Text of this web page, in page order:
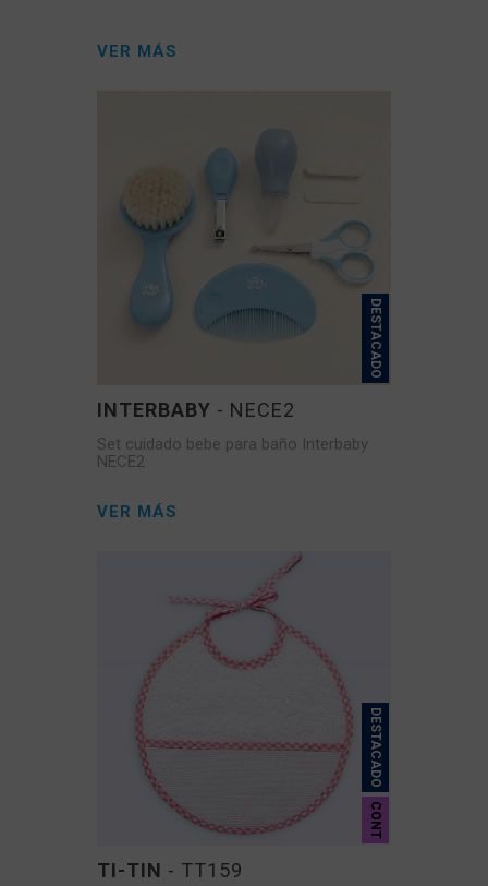
VER MÁS
DESTACADO
INTERBABY - NECE2
Set cuidado bebe para baño Interbaby
NECE2
VER MÁS
DESTACADO
CONT
TI-TIN - TT159